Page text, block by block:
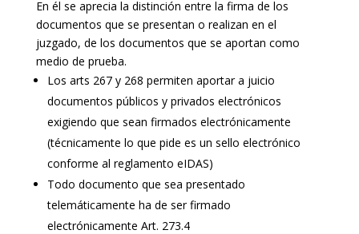
En él se aprecia la distinción entre la firma de los
documentos que se presentan o realizan en el
juzgado, de los documentos que se aportan como
medio de prueba.
Los arts 267 y 268 permiten aportar a juicio
documentos públicos y privados electrónicos
exigiendo que sean firmados electrónicamente
(técnicamente lo que pide es un sello electrónico
conforme al reglamento eIDAS)
Todo documento que sea presentado
telemáticamente ha de ser firmado
electrónicamente Art. 273.4